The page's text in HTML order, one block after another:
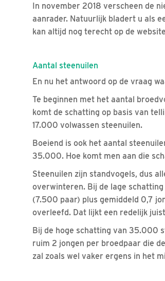
In november 2018 verscheen de
aanrader. Natuurlijk bladert u als
kan altijd nog terecht op de website
Aantal steenuilen
En nu het antwoord op de vraag
Te beginnen met het aantal
komt de schatting op basis van
17.000 volwassen steenuilen.
Boeiend is ook het aantal
35.000. Hoe komt men aan die
Steenuilen zijn standvogels, dus
overwinteren. Bij de lage
(7.500 paar) plus gemiddeld 0,7
overleefd. Dat lijkt een redelijk
Bij de hoge schatting van 35.000
ruim 2 jongen per broedpaar die
zal zoals wel vaker ergens in het